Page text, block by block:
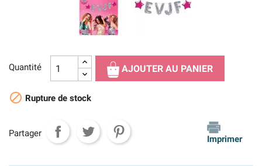
Quantité AJOUTER AU PANIER
 Rupture de stock
Partager
Imprimer